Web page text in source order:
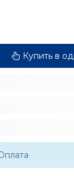
Купить в